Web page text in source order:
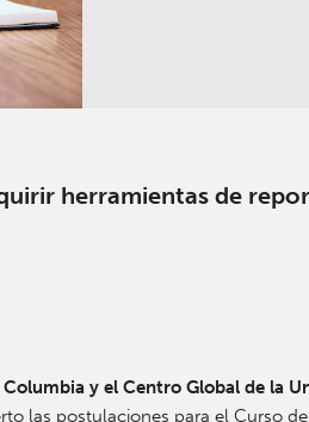
herramientas de
y el Centro Global de la
las postulaciones para el Curso